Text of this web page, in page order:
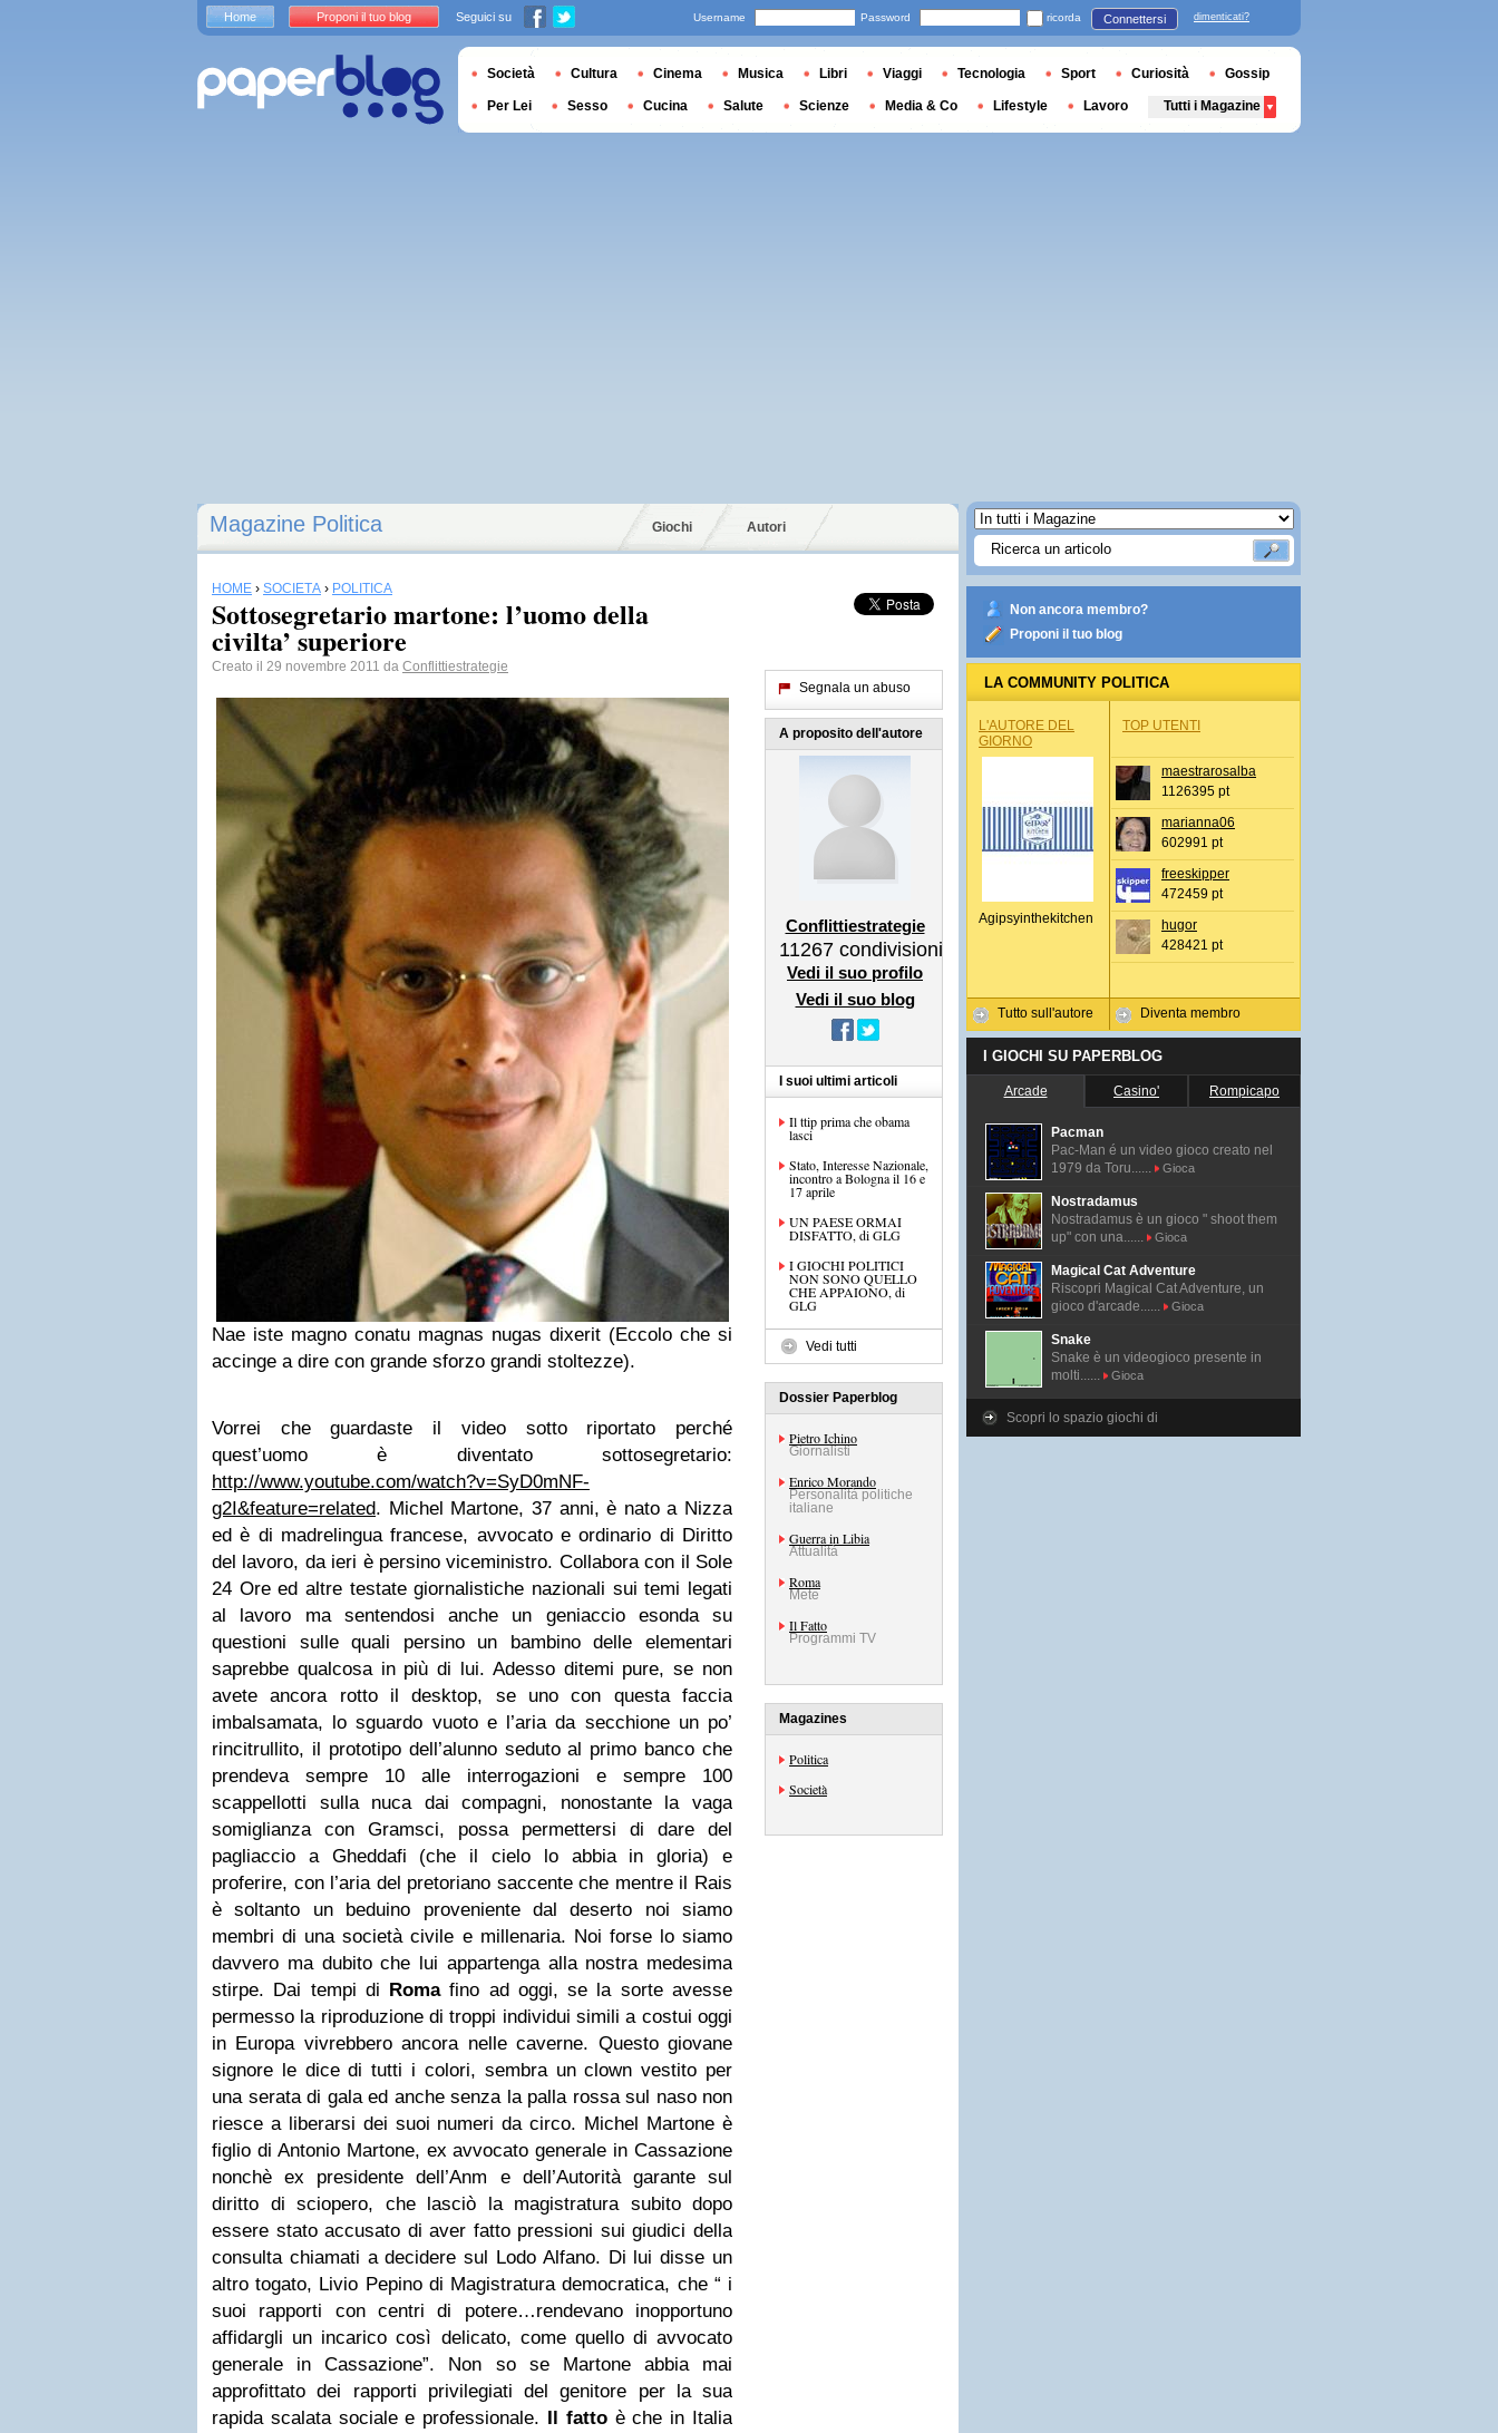
Magazine Politica Giochi Autori
HOME › SOCIETÀ › POLITICA
Sottosegretario martone: l’uomo della
civilta’ superiore
Creato il 29 novembre 2011 da Conflittiestrategie
Nae iste magno conatu magnas nugas dixerit (Eccolo che si
accinge a dire con grande sforzo grandi stoltezze).
Vorrei che guardaste il video sotto riportato perché
quest’uomo è diventato sottosegretario:
http://www.youtube.com/watch?v=SyD0mNF-
g2I&feature=related. Michel Martone, 37 anni, è nato a Nizza
ed è di madrelingua francese, avvocato e ordinario di Diritto
del lavoro, da ieri è persino viceministro. Collabora con il Sole
24 Ore ed altre testate giornalistiche nazionali sui temi legati
al lavoro ma sentendosi anche un geniaccio esonda su
questioni sulle quali persino un bambino delle elementari
saprebbe qualcosa in più di lui. Adesso ditemi pure, se non
avete ancora rotto il desktop, se uno con questa faccia
imbalsamata, lo sguardo vuoto e l’aria da secchione un po’
rincitrullito, il prototipo dell’alunno seduto al primo banco che
prendeva sempre 10 alle interrogazioni e sempre 100
scappellotti sulla nuca dai compagni, nonostante la vaga
somiglianza con Gramsci, possa permettersi di dare del
pagliaccio a Gheddafi (che il cielo lo abbia in gloria) e
proferire, con l’aria del pretoriano saccente che mentre il Rais
è soltanto un beduino proveniente dal deserto noi siamo
membri di una società civile e millenaria. Noi forse lo siamo
davvero ma dubito che lui appartenga alla nostra medesima
stirpe. Dai tempi di Romafino ad oggi, se la sorte avesse
permesso la riproduzione di troppi individui simili a costui oggi
in Europa vivrebbero ancora nelle caverne. Questo giovane
signore le dice di tutti i colori, sembra un clown vestito per
una serata di gala ed anche senza la palla rossa sul naso non
riesce a liberarsi dei suoi numeri da circo. Michel Martone è
figlio di Antonio Martone, ex avvocato generale in Cassazione
nonchè ex presidente dell’Anm e dell’Autorità garante sul
diritto di sciopero, che lasciò la magistratura subito dopo
essere stato accusato di aver fatto pressioni sui giudici della
consulta chiamati a decidere sul Lodo Alfano. Di lui disse un
altro togato, Livio Pepino di Magistratura democratica, che “ i
suoi rapporti con centri di potere…rendevano inopportuno
affidargli un incarico così delicato, come quello di avvocato
generale in Cassazione”. Non so se Martone abbia mai
approfittato dei rapporti privilegiati del genitore per la sua
rapida scalata sociale e professionale. Il fattoè che in Italia
Segnala un abuso
A proposito dell'autore
Conflittiestrategie
11267 condivisioni
Vedi il suo profilo
Vedi il suo blog
I suoi ultimi articoli
Il ttip prima che obama
lasci
Stato, Interesse Nazionale,
incontro a Bologna il 16 e
17 aprile
UN PAESE ORMAI
DISFATTO, di GLG
I GIOCHI POLITICI
NON SONO QUELLO
CHE APPAIONO, di
GLG
Vedi tutti
Dossier Paperblog
Pietro Ichino
Giornalisti
Enrico Morando
Personalità politiche
italiane
Guerra in Libia
Attualità
Roma
Mete
Il Fatto
Programmi TV
Magazines
Politica
Società
Non ancora membro?
Proponi il tuo blog
LA COMMUNITY POLITICA
L'AUTORE DEL
GIORNO
Agipsyinthekitchen
Tutto sull'autore
TOP UTENTI
maestrarosalba
1126395 pt
marianna06
602991 pt
freeskipper
472459 pt
hugor
428421 pt
Diventa membro
I GIOCHI SU PAPERBLOG
Arcade Casino' Rompicapo
Pacman
Pac-Man é un video gioco creato nel
1979 da Toru......
Gioca
Nostradamus
Nostradamus è un gioco " shoot them
up" con una......
Gioca
Magical Cat Adventure
Riscopri Magical Cat Adventure, un
gioco d'arcade......
Gioca
Snake
Snake è un videogioco presente in
molti......
Gioca
Scopri lo spazio giochi di
Home Proponi il tuo blog Seguici su Username Password ricorda Connettersi dimenticati?
Società Cultura Cinema Musica Libri Viaggi Tecnologia Sport Curiosità Gossip
Per Lei Sesso Cucina Salute Scienze Media & Co Lifestyle Lavoro Tutti i Magazine